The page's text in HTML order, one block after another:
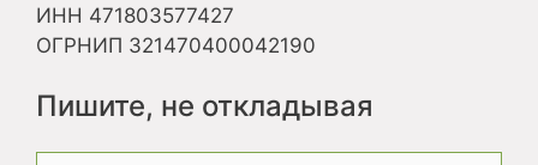
ИНН 471803577427
ОГРНИП 321470400042190
Пишите, не откладывая